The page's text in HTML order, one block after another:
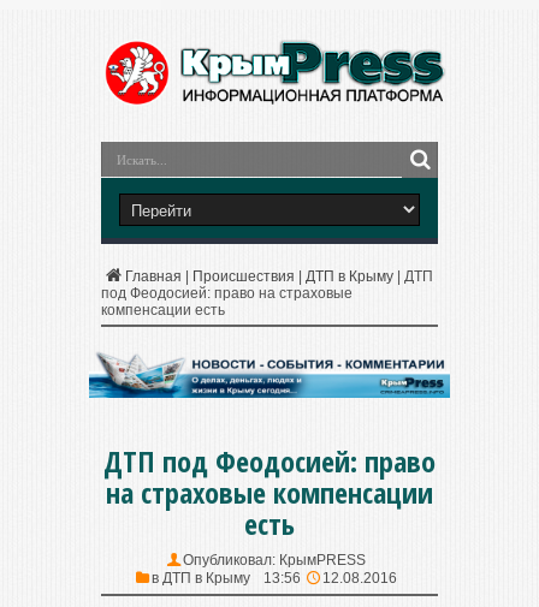
Главная Происшествия ДТП в Крыму
ДТП
под Феодосией: право на страховые
компенсации есть
ДТП под Феодосией: право
на страховые компенсации
есть
Опубликовал: КрымPRESS
в ДТП в Крыму 13:56 12.08.2016